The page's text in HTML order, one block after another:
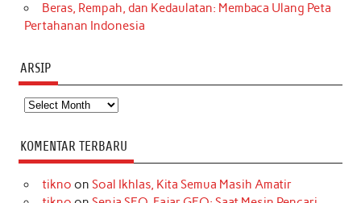
Beras, Rempah, dan Kedaulatan: Membaca Ulang Peta
Pertahanan Indonesia
ARSIP
Arsip
KOMENTAR TERBARU
tikno on Soal Ikhlas, Kita Semua Masih Amatir